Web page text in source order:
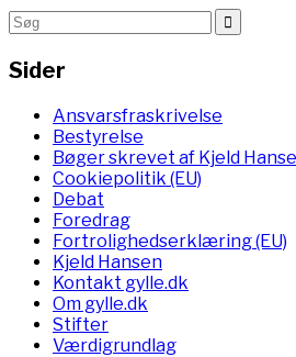
Sider
Ansvarsfraskrivelse
Bestyrelse
Bøger skrevet af Kjeld
Cookiepolitik (EU)
Debat
Foredrag
Fortrolighedserklæring (EU)
Kjeld Hansen
Kontakt gylle.dk
Om gylle.dk
Stifter
Værdigrundlag